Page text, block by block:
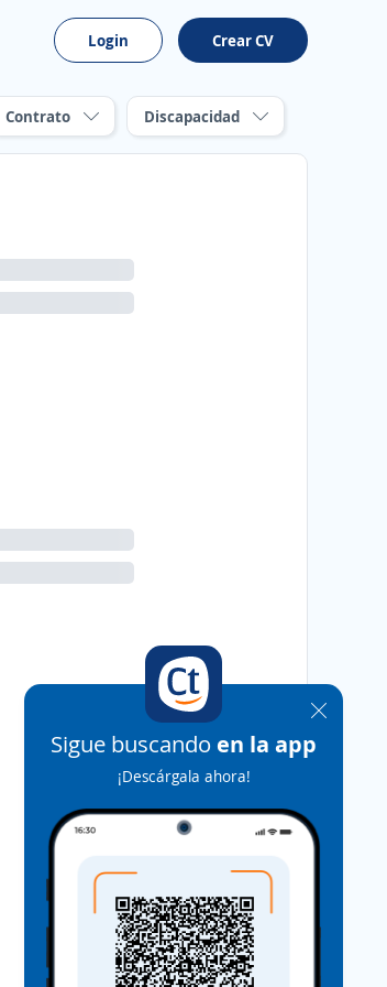
Login Crear CV
Contrato Discapacidad
Sigue buscando en la app
¡Descárgala ahora!